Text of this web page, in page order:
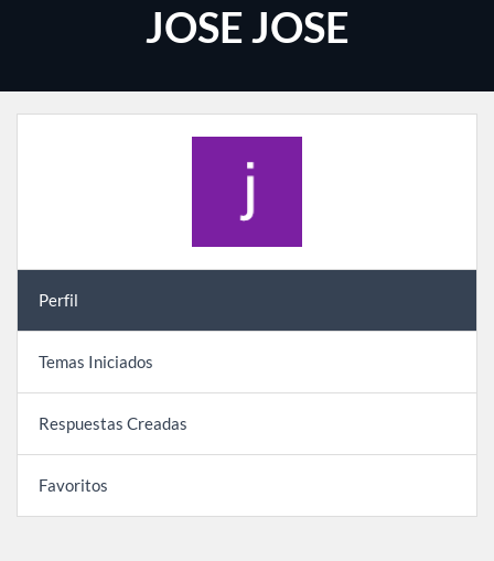
JOSE JOSE
Perfil
Temas Iniciados
Respuestas Creadas
Favoritos